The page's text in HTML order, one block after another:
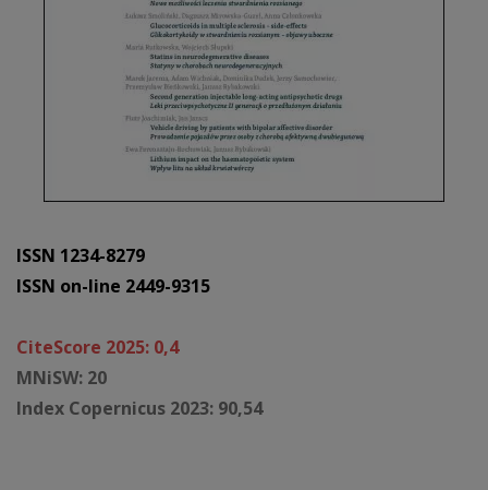
ISSN 1234-8279
ISSN on-line 2449-9315
CiteScore 2025: 0,4
MNiSW: 20
Index Copernicus 2023: 90,54